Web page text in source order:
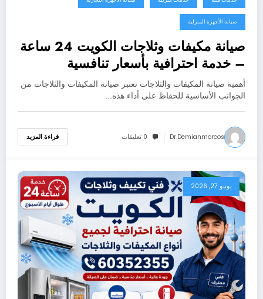
صيانة الأجهزة المنزلية
صيانة مكيفات وثلاجات الكويت 24 ساعة
– خدمة احترافية بأسعار تنافسية
60352355
أهمية صيانة المكيفات والثلاجات تعتبر صيانة المكيفات والثلاجات من
الجوانب الأساسية للحفاظ على أداء هذه…
Dr.demianmorcos 0 تعليقات قراءة المزيد
يونيو 27, 2026